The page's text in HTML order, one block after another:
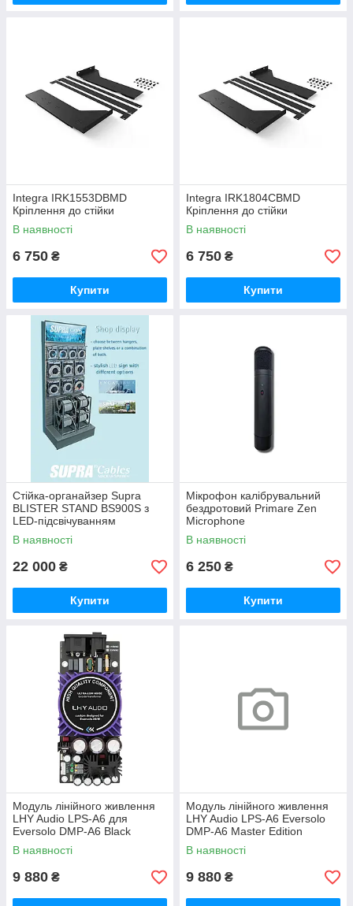
Integra IRK1553DBMD
Кріплення до стійки
В наявності
6 750 ₴
Купити
Integra IRK1804CBMD
Кріплення до стійки
В наявності
6 750 ₴
Купити
Стійка-органайзер Supra
BLISTER STAND BS900S з
LED-підсвічуванням
В наявності
22 000 ₴
Купити
Мікрофон калібрувальний
бездротовий Primare Zen
Microphone
В наявності
6 250 ₴
Купити
Модуль лінійного живлення
LHY Audio LPS-A6 для
Eversolo DMP-A6 Black
В наявності
9 880 ₴
Модуль лінійного живлення
LHY Audio LPS-A6 Eversolo
DMP-A6 Master Edition
В наявності
9 880 ₴